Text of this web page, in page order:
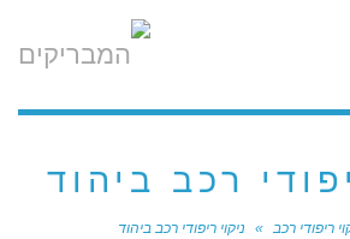
רכב ביהוד
ריפודי רכב » ניקוי ריפודי רכב ביהוד